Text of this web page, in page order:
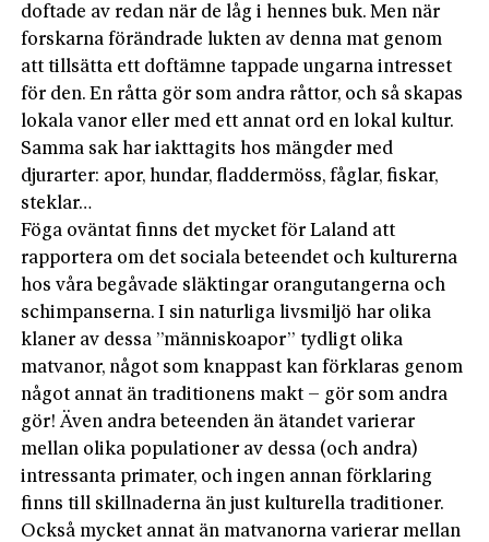
doftade av redan när de låg i hennes buk. Men när
forskarna förändrade lukten av denna mat genom
att tillsätta ett doftämne tappade ungarna intresset
för den. En råtta gör som andra råttor, och så skapas
lokala vanor eller med ett annat ord en lokal kultur.
Samma sak har iakttagits hos mängder med
djurarter: apor, hundar, fladdermöss, fåglar, fiskar,
steklar…
Föga oväntat finns det mycket för Laland att
rapportera om det sociala beteendet och kulturerna
hos våra begåvade släktingar orangutangerna och
schimpanserna. I sin naturliga livsmiljö har olika
klaner av dessa ”människoapor” tydligt olika
matvanor, något som knappast kan förklaras genom
något annat än traditionens makt – gör som andra
gör! Även andra beteenden än ätandet varierar
mellan olika populationer av dessa (och andra)
intressanta primater, och ingen annan förklaring
finns till skillnaderna än just kulturella traditioner.
Också mycket annat än matvanorna varierar mellan